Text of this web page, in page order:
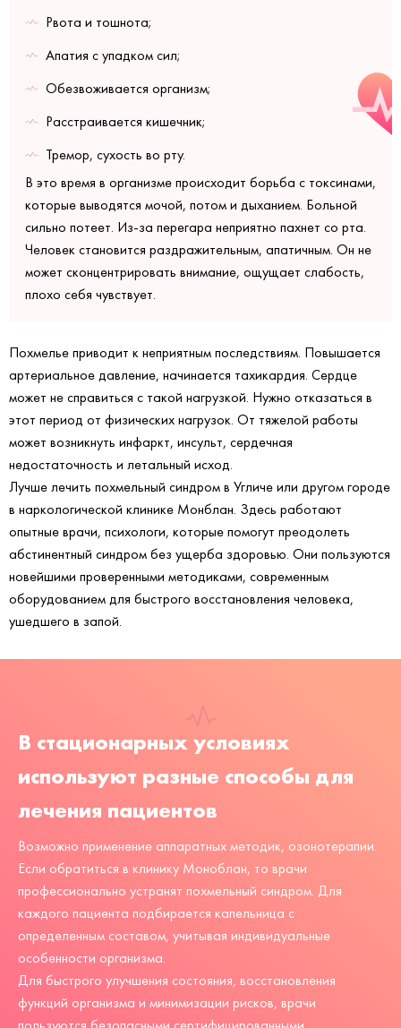
Рвота и тошнота;
Апатия с упадком сил;
Обезвоживается организм;
Расстраивается кишечник;
Тремор, сухость во рту.
В это время в организме происходит борьба с токсинами,
которые выводятся мочой, потом и дыханием. Больной
сильно потеет. Из-за перегара неприятно пахнет со рта.
Человек становится раздражительным, апатичным. Он не
может сконцентрировать внимание, ощущает слабость,
плохо себя чувствует.
Похмелье приводит к неприятным последствиям. Повышается
артериальное давление, начинается тахикардия. Сердце
может не справиться с такой нагрузкой. Нужно отказаться в
этот период от физических нагрузок. От тяжелой работы
может возникнуть инфаркт, инсульт, сердечная
недостаточность и летальный исход.
Лучше лечить похмельный синдром в Угличе или другом городе
в наркологической клинике Монблан. Здесь работают
опытные врачи, психологи, которые помогут преодолеть
абстинентный синдром без ущерба здоровью. Они пользуются
новейшими проверенными методиками, современным
оборудованием для быстрого восстановления человека,
ушедшего в запой.
В стационарных условиях
используют разные способы для
лечения пациентов
Возможно применение аппаратных методик, озонотерапии.
Если обратиться в клинику Моноблан, то врачи
профессионально устранят похмельный синдром. Для
каждого пациента подбирается капельница с
определенным составом, учитывая индивидуальные
особенности организма.
Для быстрого улучшения состояния, восстановления
функций организма и минимизации рисков, врачи